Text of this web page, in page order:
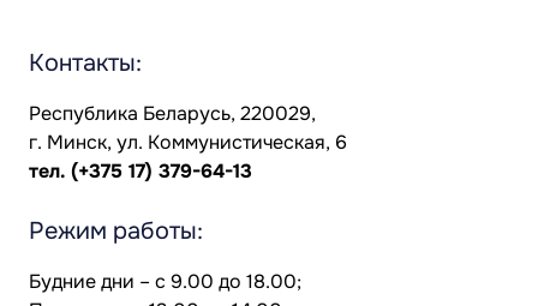
Контакты:
Республика Беларусь, 220029,
г. Минск, ул. Коммунистическая, 6
тел. (+375 17) 379-64-13
Режим работы:
Будние дни – с 9.00 до 18.00;